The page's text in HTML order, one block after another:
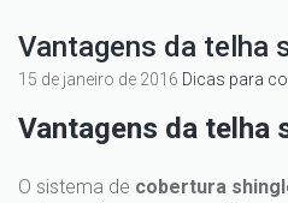
Vantagens da telha
15 de janeiro de 2016 Dicas para
Vantagens da telha
O sistema de cobertura